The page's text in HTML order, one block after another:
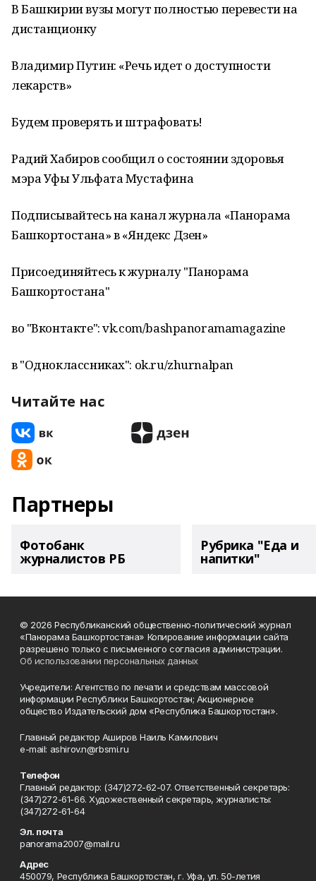
В Башкирии вузы могут полностью перевести на
дистанционку
Владимир Путин: «Речь идет о доступности
лекарств»
Будем проверять и штрафовать!
Радий Хабиров сообщил о состоянии здоровья
мэра Уфы Ульфата Мустафина
Подписывайтесь на канал журнала «Панорама
Башкортостана» в «Яндекс Дзен»
Присоединяйтесь к журналу "Панорама
Башкортостана"
во "Вконтакте": vk.com/bashpanoramamagazine
в "Одноклассниках": ok.ru/zhurnalpan
Читайте нас
Партнеры
Фотобанк
журналистов РБ
Рубрика "Еда и
напитки"
© 2026 Республиканский общественно-политический журнал
«Панорама Башкортостана» Копирование информации сайта
разрешено только с письменного согласия администрации.
Об использовании персональных данных
Учредители: Агентство по печати и средствам массовой
информации Республики Башкортостан; Акционерное
общество Издательский дом «Республика Башкортостан».
Главный редактор Аширов Наиль Камилович
e-mail: ashirov.n@rbsmi.ru
Телефон
Главный редактор: (347)272-62-07. Ответственный секретарь:
(347)272-61-66. Художественный секретарь, журналисты:
(347)272-61-64
Эл. почта
panorama2007@mail.ru
Адрес
450079, Республика Башкортостан, г. Уфа, ул. 50-летия